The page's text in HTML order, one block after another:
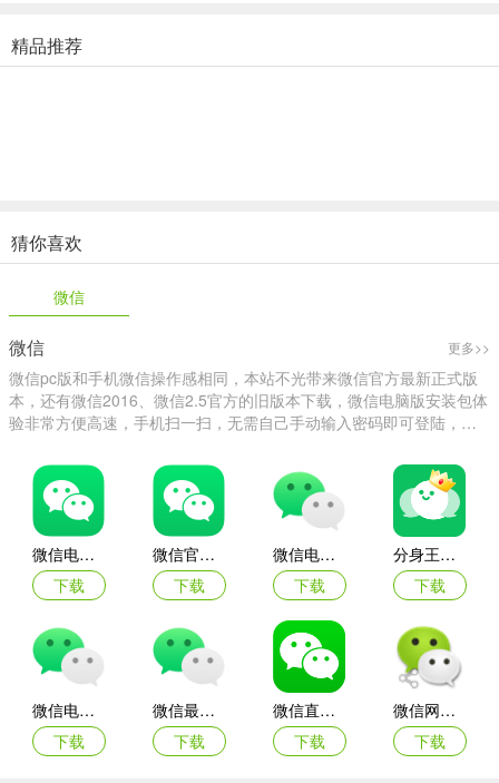
2、搜索表情
3、桌面锁定
微信新增锁定功能
精品推荐
猜你喜欢
微信
微信 更多>>
微信pc版和手机微信操作感相同，本站不光带来微信官方最新正式版
本，还有微信2016、微信2.5官方的旧版本下载，微信电脑版安装包体
验非常方便高速，手机扫一扫，无需自己手动输入密码即可登陆，便
截图、文件同步以及数据备份都可以一键操作，在聊天中感受到极大
的便利，感兴趣的小伙
微信电脑版
下载
微信官网版
下载
微信电脑版32位
下载
分身王者电脑版(微信多开助手)
下载
微信电脑版
下载
微信最新版
下载
微信直播手机版
下载
微信网页分享插件
下载